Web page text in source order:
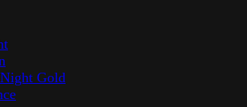
Gold